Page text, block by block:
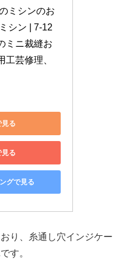
ミシンのお
シン | 7-12
ミニ裁縫お
工芸修理、
る
る
グで見る
り、糸通し穴インジケー
す。